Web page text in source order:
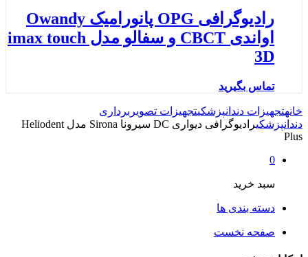
رادیوگرافی OPG پانورامیک Owandy
اواندی CBCT و سفالو مدل imax touch
3D
تماس بگیرید
خانهتجهیزات دندانپزشکیتجهیزات تصویربرداری
دندانپزشکی
رادیوگرافی دیواری DC سیرونا Sirona مدل Heliodent
Plus
0
سبد خرید
دسته بندی ها
صفحه نخست